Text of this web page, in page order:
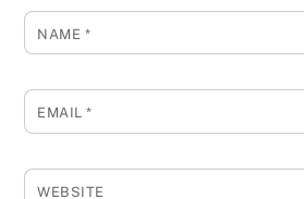
NAME *
EMAIL*
WEBSITE